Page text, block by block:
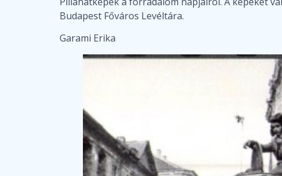
Budapest Főváros Levéltára.
Garami Erika